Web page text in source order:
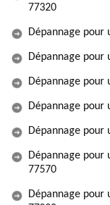
77320
Dépannage
Dépannage
Dépannage
Dépannage
Dépannage
Dépannage pour
77570
Dépannage